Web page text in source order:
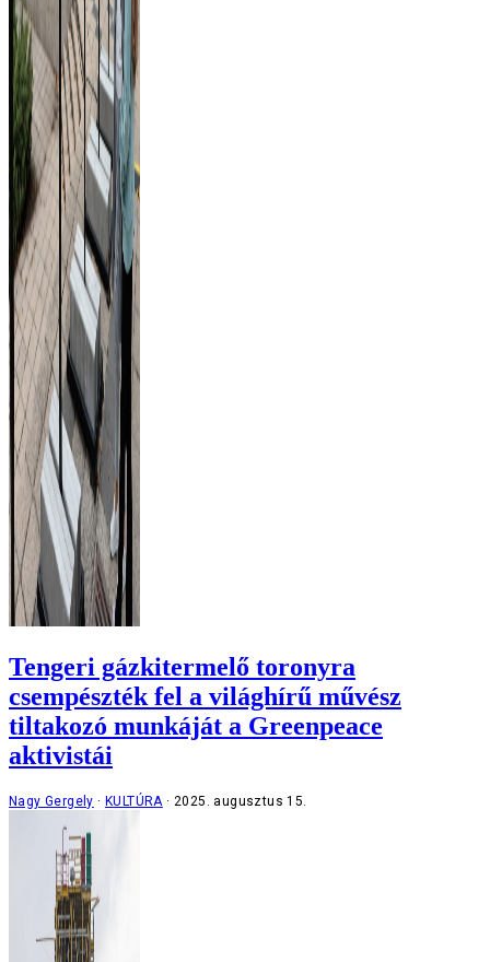
Tengeri gázkitermelő toronyra
csempészték fel a világhírű művész
tiltakozó munkáját a Greenpeace
aktivistái
Nagy Gergely KULTÚRA 2025. augusztus 15.